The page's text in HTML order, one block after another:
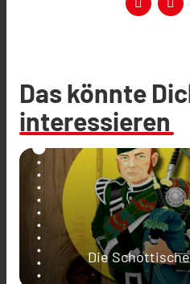
Das könnte
interessieren
Die